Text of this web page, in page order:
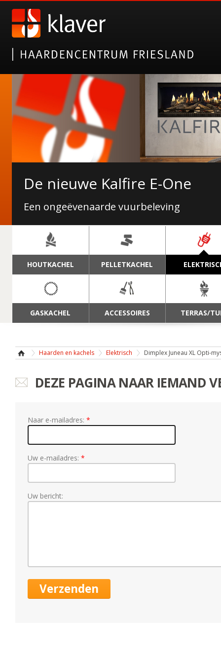
Gazco elektrische haarden
Alsof het echt is!
De nieuwe Kalfire E-One
Een ongeëvenaarde vuurbeleving
NAVIGATIE
HOUTKACHEL PELLETKACHEL
GASKACHEL ACCESSOIRES TERRAS/
Haarden en kachels Elektrisch Dimplex Juneau XL Opti-
DEZE PAGINA NAAR IEMAND
Naar e-mailadres:
Uw e-mailadres:
Uw bericht: